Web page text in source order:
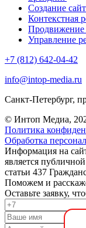
Создание
Контекстная
Продвижение
Управление
+7 (812) 642-04-42
info@intop-media.ru
Санкт-Петербург,
© Интоп Медиа,
Политика
Обработка
Информация на
является
статьи 437
Поможем и
Оставьте заявку,